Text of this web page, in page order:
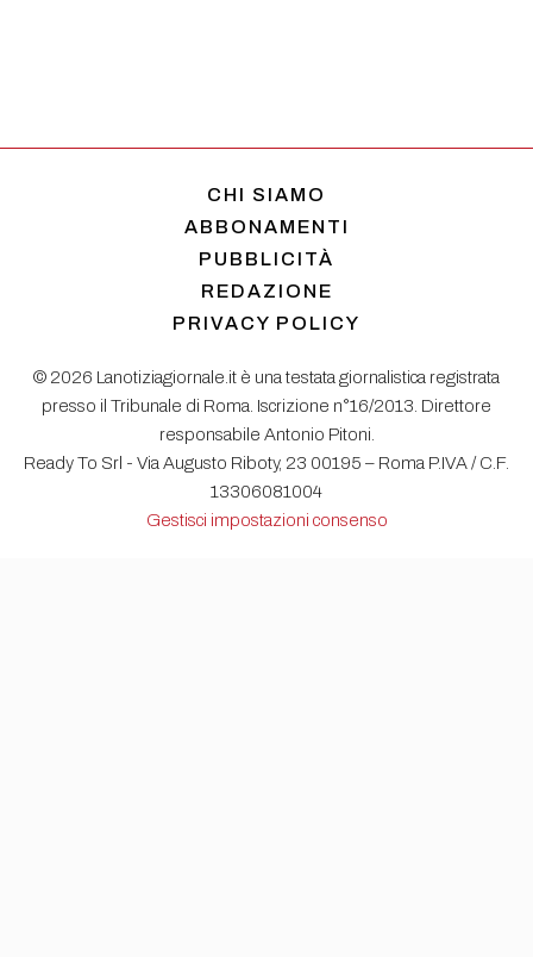
CHI SIAMO
ABBONAMENTI
PUBBLICITÀ
REDAZIONE
PRIVACY POLICY
© 2026 Lanotiziagiornale.it è una testata giornalistica registrata
presso il Tribunale di Roma. Iscrizione n°16/2013. Direttore
responsabile Antonio Pitoni.
Ready To Srl - Via Augusto Riboty, 23 00195 – Roma P.IVA / C.F.
13306081004
Gestisci impostazioni consenso